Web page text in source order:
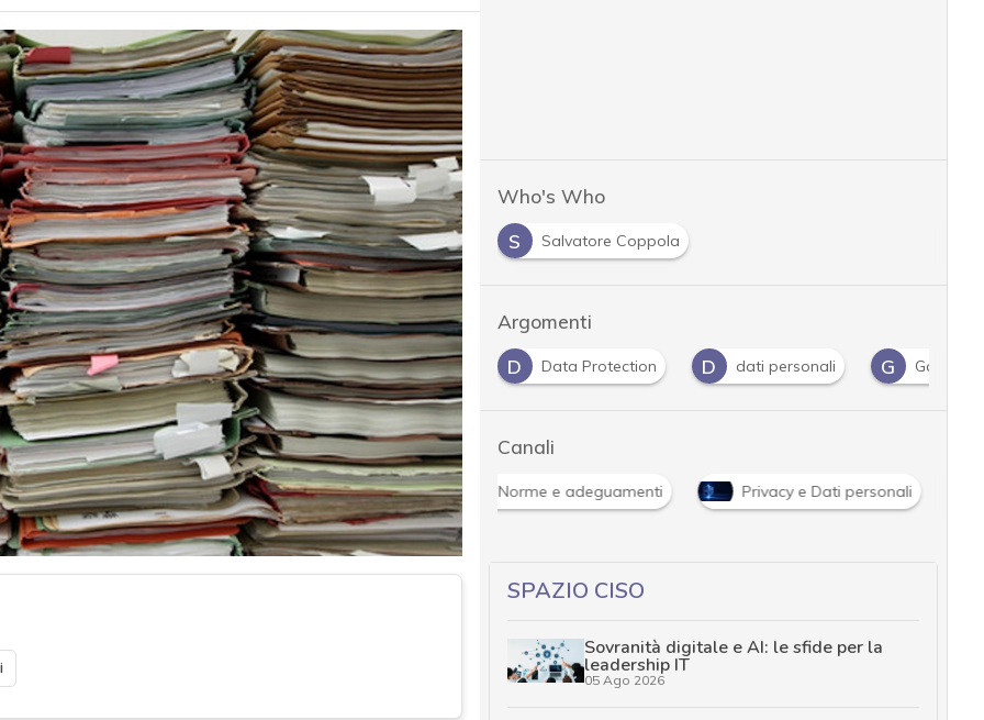
Who's Who
S
Salvatore Coppola
Argomenti
D
Data Breach D Data Protection D dati personali G Garante
Canali
Norme e adeguamenti Privacy e Dati personali
SPAZIO CISO
Sovranità digitale e AI: le sfide per la
leadership IT
05 Ago 2026